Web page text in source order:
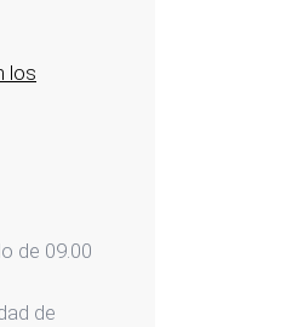
los
de 09.00
de